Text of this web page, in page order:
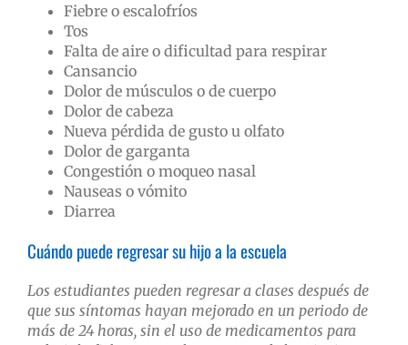
Fiebre o escalofríos
Tos
Falta de aire o dificultad para respirar
Cansancio
Dolor de músculos o de cuerpo
Dolor de cabeza
Nueva pérdida de gusto u olfato
Dolor de garganta
Congestión o moqueo nasal
Nauseas o vómito
Diarrea
Cuándo puede regresar su hijo a la escuela
Los estudiantes pueden regresar a clases después de
que sus síntomas hayan mejorado en un periodo de
más de 24 horas, sin el uso de medicamentos para